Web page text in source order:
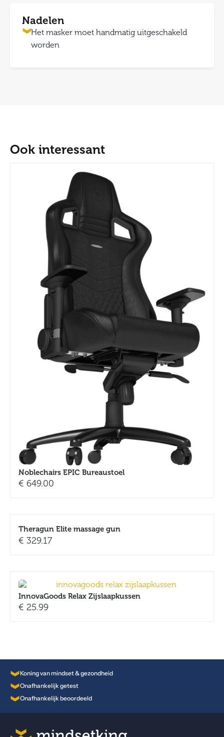
Nadelen
Het masker moet handmatig uitgeschakeld
worden
Ook interessant
Noblechairs EPIC Bureaustoel
€ 649.00
Theragun Elite massage gun
€ 329.17
InnovaGoods Relax Zijslaapkussen
€ 25.99
Koning van mindset & gezondheid
Onafhankelijk getest
Onafhankelijk beoordeeld